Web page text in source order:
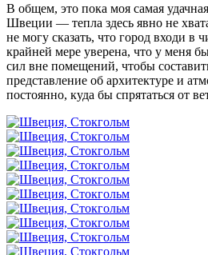
В общем, это пока моя самая
Швеции — тепла здесь явно не
не могу сказать, что город входи в
крайней мере уверена, что у меня
сил вне помещений, чтобы
представление об архитектуре и
постоянно, куда бы спрятаться от